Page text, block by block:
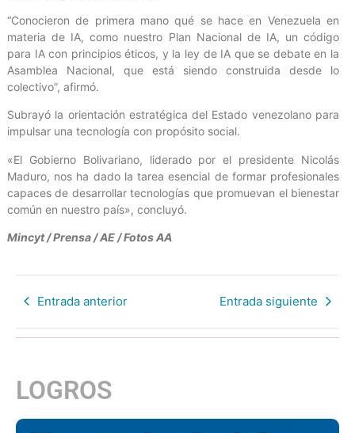
“Conocieron de primera mano qué se hace en Venezuela en
materia de IA, como nuestro Plan Nacional de IA, un código
para IA con principios éticos, y la ley de IA que se debate en la
Asamblea Nacional, que está siendo construida desde lo
colectivo”, afirmó.
Subrayó la orientación estratégica del Estado venezolano para
impulsar una tecnología con propósito social.
«El Gobierno Bolivariano, liderado por el presidente Nicolás
Maduro, nos ha dado la tarea esencial de formar profesionales
capaces de desarrollar tecnologías que promuevan el bienestar
común en nuestro país», concluyó.
Mincyt / Prensa / AE / Fotos AA
Entrada anterior Entrada siguiente
LOGROS